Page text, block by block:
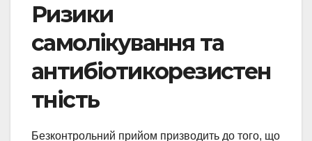
Ризики
самолікування та
антибіотикорезистен
тність
Безконтрольний прийом призводить до того, що